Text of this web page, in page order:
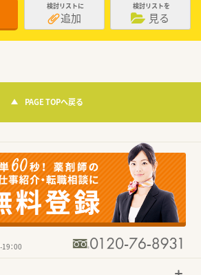
検討リストに
追加
検討リストを
見る
PAGE TOPへ戻る
：00